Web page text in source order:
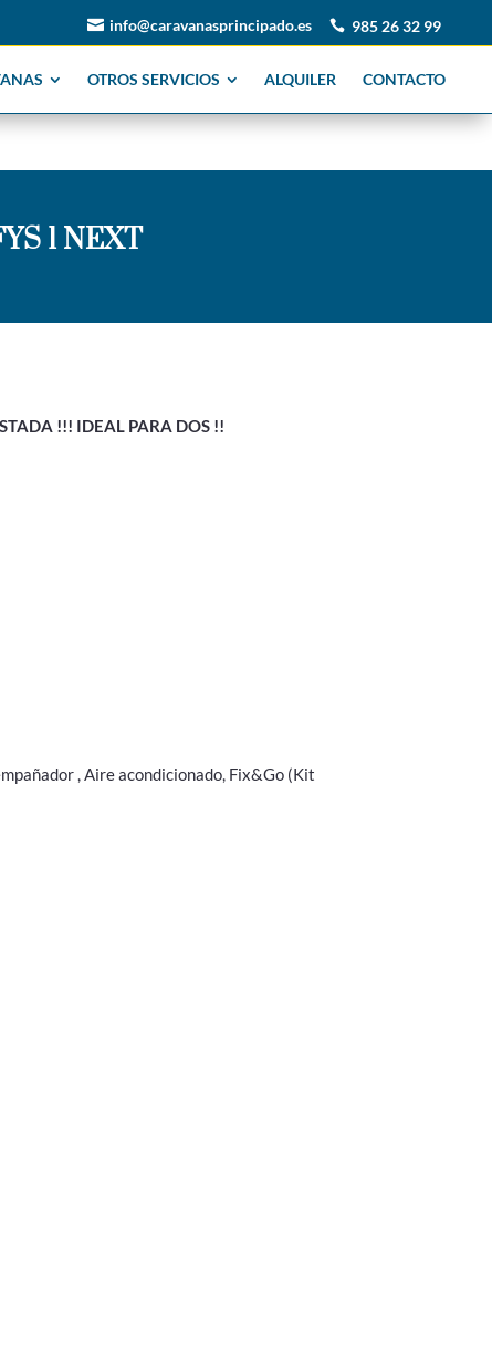
 985 26 32 99
 info@caravanasprincipado.es
OTROS SERVICIOS ALQUILER CONTACTO
1 NEXT
!!! IDEAL PARA DOS !!
, Aire acondicionado, Fix&Go (Kit